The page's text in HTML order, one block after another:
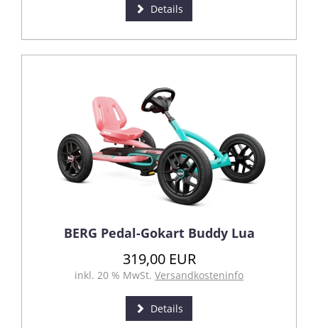
Details
BERG Pedal-Gokart Buddy Lua
319,00 EUR
inkl. 20 % MwSt. Versandkosteninfo
Details